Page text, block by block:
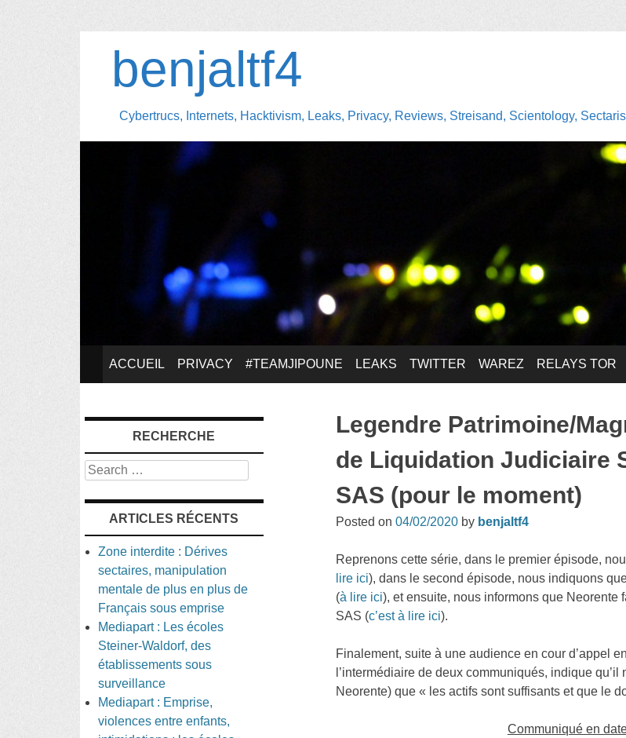
benjaltf4
Cybertrucs, Internets, Hacktivism, Leaks, Privacy, Reviews, Streisand, Scientology,
SKIP
CONTENT
ACCUEIL PRIVACY #TEAMJIPOUNE LEAKS TWITTER WAREZ RELAYS TOR
Legendre Patrimoine/
de Liquidation Judiciaire
SAS (pour le moment)
Posted on04/02/2020 by benjaltf4
Reprenons cette série, dans le premier épisode,
lire ici), dans le second épisode, nous indiquons
(à lire ici), et ensuite, nous informons que
SAS (c’est à lire ici).
Finalement, suite à une audience en cour d’appel
l’intermédiaire de deux communiqués, indique
Neorente) que « les actifs sont suffisants et que le
Communiqué en
RECHERCHE
Search
ARTICLES RÉCENTS
Zone interdite : Dérives
sectaires, manipulation
mentale de plus en plus de
Français sous emprise
Mediapart : Les écoles
Steiner-Waldorf, des
établissements sous
surveillance
Mediapart : Emprise,
violences entre enfants,